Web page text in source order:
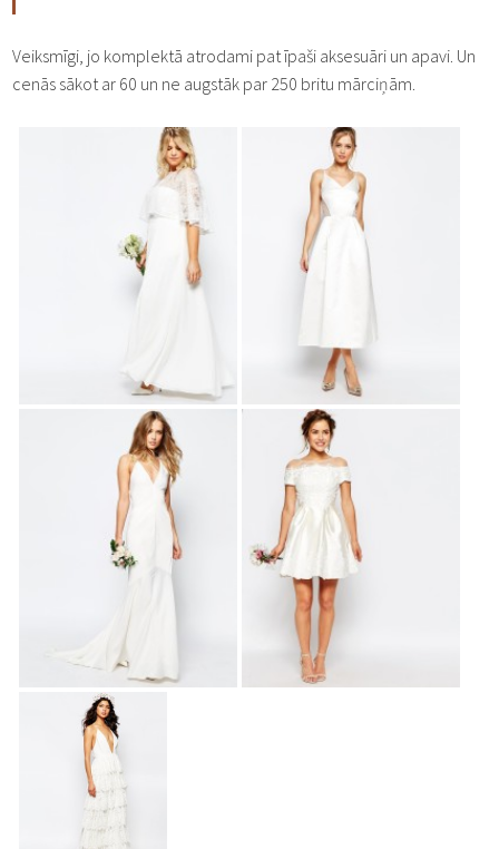
Veiksmīgi, jo komplektā atrodami pat īpaši aksesuāri un apavi. Un
cenās sākot ar 60 un ne augstāk par 250 britu mārciņām.